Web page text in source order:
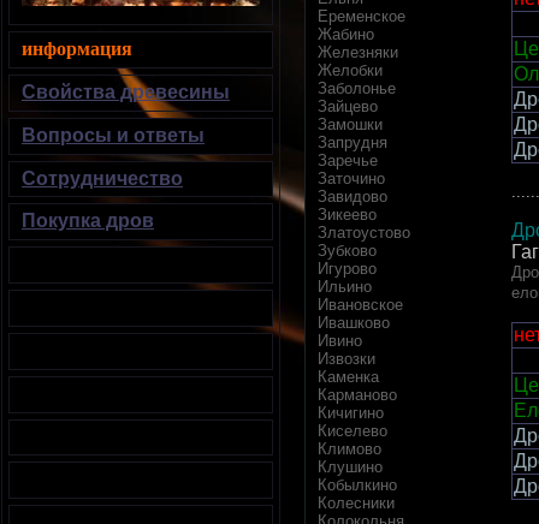
Еременское
Жабино
Железняки
Желобки
Заболонье
Зайцево
Замошки
Запрудня
Заречье
Заточино
Завидово
Зикеево
Златоустово
Зубково
Игурово
Ильино
Ивановское
Ивашково
Ивино
Извозки
Каменка
Карманово
Кичигино
Киселево
Климово
Клушино
Кобылкино
Колесники
информация
Свойства древесины
Вопросы и ответы
Сотрудничество
Покупка дров